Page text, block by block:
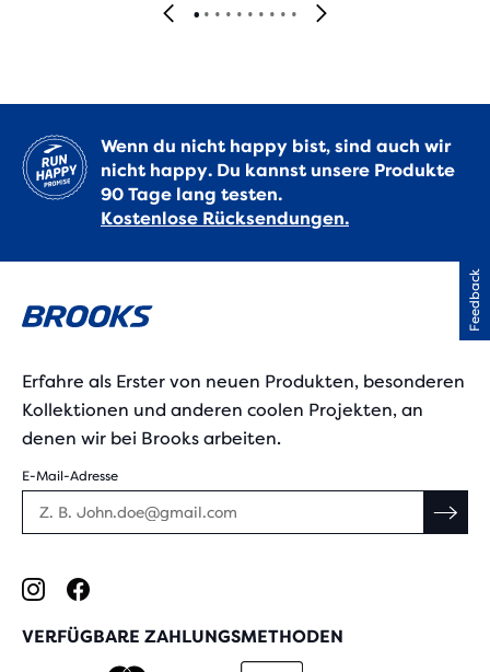
Wenn du nicht happy bist, sind auch wir
nicht happy. Du kannst unsere Produkte
90 Tage lang testen.
Kostenlose Rücksendungen.
Erfahre als Erster von neuen Produkten, besonderen
Kollektionen und anderen coolen Projekten, an
denen wir bei Brooks arbeiten.
E-Mail-Adresse
VERFÜGBARE ZAHLUNGSMETHODEN
Feedback